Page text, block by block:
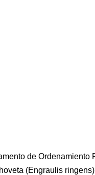
de Ordenamiento
(Engraulis